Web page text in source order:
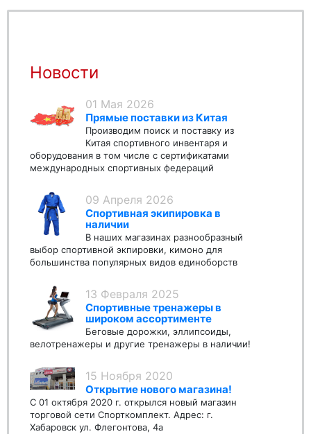
Новости
01 Мая 2026
Прямые поставки из Китая
Производим поиск и поставку из
Китая спортивного инвентаря и
оборудования в том числе с сертификатами
международных спортивных федераций
09 Апреля 2026
Спортивная экипировка в
наличии
В наших магазинах разнообразный
выбор спортивной экпировки, кимоно для
большинства популярных видов единоборств
13 Февраля 2025
Спортивные тренажеры в
широком ассортименте
Беговые дорожки, эллипсоиды,
велотренажеры и другие тренажеры в наличии!
15 Ноября 2020
Открытие нового магазина!
С 01 октября 2020 г. открылся новый магазин
торговой сети Спорткомплект. Адрес: г.
Хабаровск ул. Флегонтова, 4а